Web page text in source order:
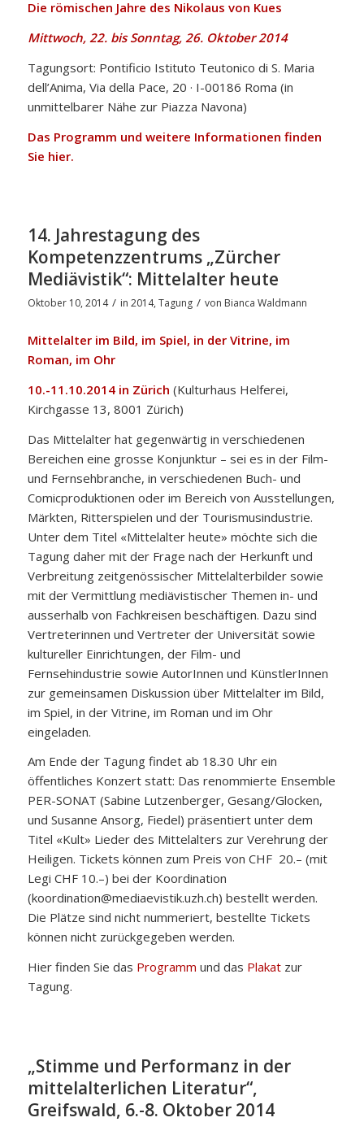
Die römischen Jahre des Nikolaus von Kues
Mittwoch, 22. bis Sonntag, 26. Oktober 2014
Tagungsort: Pontificio Istituto Teutonico di S. Maria
dell’Anima, Via della Pace, 20 · I-00186 Roma (in
unmittelbarer Nähe zur Piazza Navona)
Das Programm und weitere Informationen finden
Sie hier.
14. Jahrestagung des
Kompetenzzentrums „Zürcher
Mediävistik“: Mittelalter heute
Oktober 10, 2014 / in 2014,Tagung / von Bianca Waldmann
Mittelalter im Bild, im Spiel, in der Vitrine, im
Roman, im Ohr
10.-11.10.2014 in Zürich (Kulturhaus Helferei,
Kirchgasse 13, 8001 Zürich)
Das Mittelalter hat gegenwärtig in verschiedenen
Bereichen eine grosse Konjunktur – sei es in der Film-
und Fernsehbranche, in verschiedenen Buch- und
Comicproduktionen oder im Bereich von Ausstellungen,
Märkten, Ritterspielen und der Tourismusindustrie.
Unter dem Titel «Mittelalter heute» möchte sich die
Tagung daher mit der Frage nach der Herkunft und
Verbreitung zeitgenössischer Mittelalterbilder sowie
mit der Vermittlung mediävistischer Themen in- und
ausserhalb von Fachkreisen beschäftigen. Dazu sind
Vertreterinnen und Vertreter der Universität sowie
kultureller Einrichtungen, der Film- und
Fernsehindustrie sowie AutorInnen und KünstlerInnen
zur gemeinsamen Diskussion über Mittelalter im Bild,
im Spiel, in der Vitrine, im Roman und im Ohr
eingeladen.
Am Ende der Tagung findet ab 18.30 Uhr ein
öffentliches Konzert statt: Das renommierte Ensemble
PER-SONAT (Sabine Lutzenberger, Gesang/Glocken,
und Susanne Ansorg, Fiedel) präsentiert unter dem
Titel «Kult» Lieder des Mittelalters zur Verehrung der
Heiligen. Tickets können zum Preis von CHF 20.– (mit
Legi CHF 10.–) bei der Koordination
(koordination@mediaevistik.uzh.ch) bestellt werden.
Die Plätze sind nicht nummeriert, bestellte Tickets
können nicht zurückgegeben werden.
Hier finden Sie das Programm und das Plakatzur
Tagung.
„Stimme und Performanz in der
mittelalterlichen Literatur“,
Greifswald, 6.-8. Oktober 2014